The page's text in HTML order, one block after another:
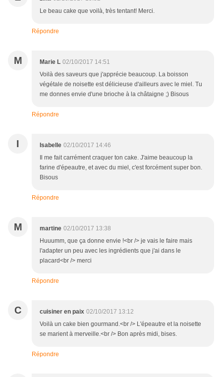
Le beau cake que voilà, très tentant! Merci.
Répondre
M Marie L 02/10/2017 14:51
Voilà des saveurs que j'apprécie beaucoup. La boisson
végétale de noisette est délicieuse d'ailleurs avec le miel. Tu
me donnes envie d'une brioche à la châtaigne ;) Bisous
Répondre
I Isabelle 02/10/2017 14:46
Il me fait carrément craquer ton cake. J'aime beaucoup la
farine d'épeautre, et avec du miel, c'est forcément super bon.
Bisous
Répondre
M martine 02/10/2017 13:38
Huuumm, que ça donne envie !<br /> je vais le faire mais
l'adapter un peu avec les ingrédients que j'ai dans le
placard<br /> merci
Répondre
C cuisiner en paix 02/10/2017 13:12
Voilà un cake bien gourmand.<br /> L'épeautre et la noisette
se marient à merveille.<br /> Bon après midi, bises.
Répondre